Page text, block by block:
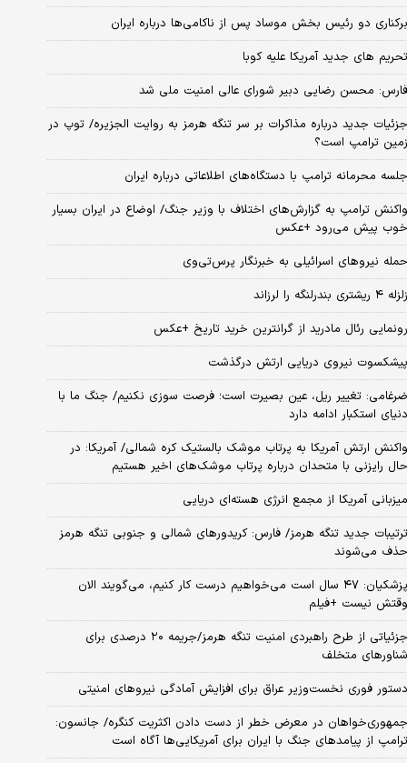
برکناری دو رئیس بخش موساد پس از ناکامی‌ها درباره ایران
تحریم های جدید آمریکا علیه کوبا
فارس: محسن رضایی دبیر شورای عالی امنیت ملی شد
جزئیات جدید درباره مذاکرات بر سر تنگه هرمز به روایت الجزیره/ توپ در
زمین ترامپ است؟
جلسه محرمانه ترامپ با دستگاه‌های اطلاعاتی درباره ایران
واکنش ترامپ به گزارش‌های اختلاف با وزیر جنگ/ اوضاع در ایران بسیار
خوب پیش می‌رود +عکس
حمله نیروهای اسرائیلی به خبرنگار پرس‌تی‌وی
زلزله ۴ ریشتری بندرلنگه را لرزاند
رونمایی رئال مادرید از گرانترین خرید تاریخ +عکس
پیشکسوت نیروی دریایی ارتش درگذشت
ضرغامی: تغییر ریل، عین بصیرت است؛ فرصت سوزی نکنیم/ جنگ ما با
دنیای استکبار ادامه دارد
واکنش ارتش آمریکا به پرتاب موشک بالستیک کره شمالی/ آمریکا: در
حال رایزنی با متحدان درباره پرتاب موشک‌های اخیر هستیم
میزبانی آمریکا از مجمع انرژی هسته‌ای دریایی
ترتیبات جدید تنگه هرمز/ فارس: کریدورهای شمالی و جنوبی تنگه هرمز
حذف می‌شوند
پزشکیان: ۴۷ سال است می‌خواهیم درست کار کنیم، می‌گویند الان
وقتش نیست +فیلم
جزئیاتی از طرح راهبردی امنیت تنگه هرمز/جریمه ۲۰ درصدی برای
شناورهای متخلف
دستور فوری نخست‌وزیر عراق برای افزایش آمادگی نیروهای امنیتی
جمهوری‌خواهان در معرض خطر از دست دادن اکثریت کنگره/ جانسون:
ترامپ از پیامدهای جنگ با ایران برای آمریکایی‌ها آگاه است